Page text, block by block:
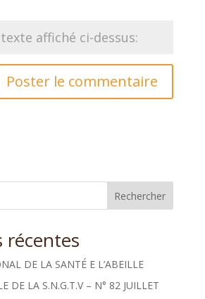
Rechercher
récentes
DE LA SANTÉ E L’ABEILLE
DE LA S.N.G.T.V – N° 82 JUILLET